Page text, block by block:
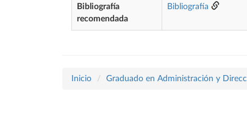
Bibliografía
recomendada
Bibliografía
Inicio Graduado en Administración y